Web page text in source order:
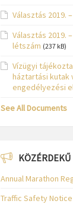
Választás 2019.
Választás 2019.
létszám (237 kB)
Vízügyi
háztartási kutak
engedélyezési
See All Documents
KÖZÉRDEKŰ
Annual Marathon
Traffic Safety Notice